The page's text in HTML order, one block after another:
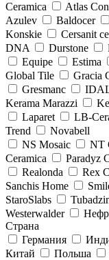
Ceramica
Atlas
Azulev
Baldocer
Konskie
Cersanit
DNA
Durstone
Equipe
Estima
Global Tile
Gracia
Gresmanc
Kerama Marazzi
Laparet
LB-
Trend
Novabell
NS Mosaic
NT
Ceramica
Paradyz
Realonda
Rex
Sanchis Home
StaroSlabs
Westerwalder
Страна
Германия
Китай
Польша